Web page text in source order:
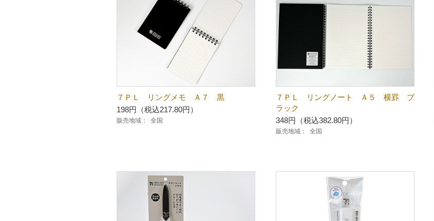
７ＰＬ リングメモ Ａ７ 黒
198円（税込217.80円）
販売地域： 全国
７ＰＬ リングノート Ａ５ 横罫 ブ
ラック
348円（税込382.80円）
販売地域： 全国